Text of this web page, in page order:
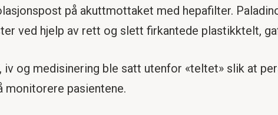
på akuttmottaket med hepafilter.
ved hjelp av rett og slett firkantede plastikktelt,
iv og medisinering ble satt utenfor «teltet» slik at
pasientene.